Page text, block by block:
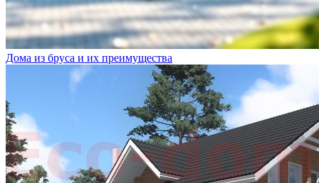
Дома из бруса и их преимущества